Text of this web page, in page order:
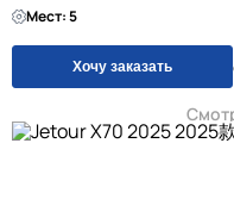
Мест: 5
Хочу заказать